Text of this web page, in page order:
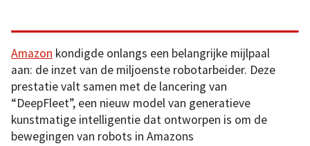
Amazon kondigde onlangs een belangrijke mijlpaal
aan: de inzet van de miljoenste robotarbeider. Deze
prestatie valt samen met de lancering van
“DeepFleet”, een nieuw model van generatieve
kunstmatige intelligentie dat ontworpen is om de
bewegingen van robots in Amazons